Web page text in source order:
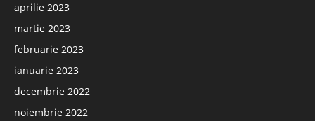
aprilie 2023
martie 2023
februarie 2023
ianuarie 2023
decembrie 2022
noiembrie 2022